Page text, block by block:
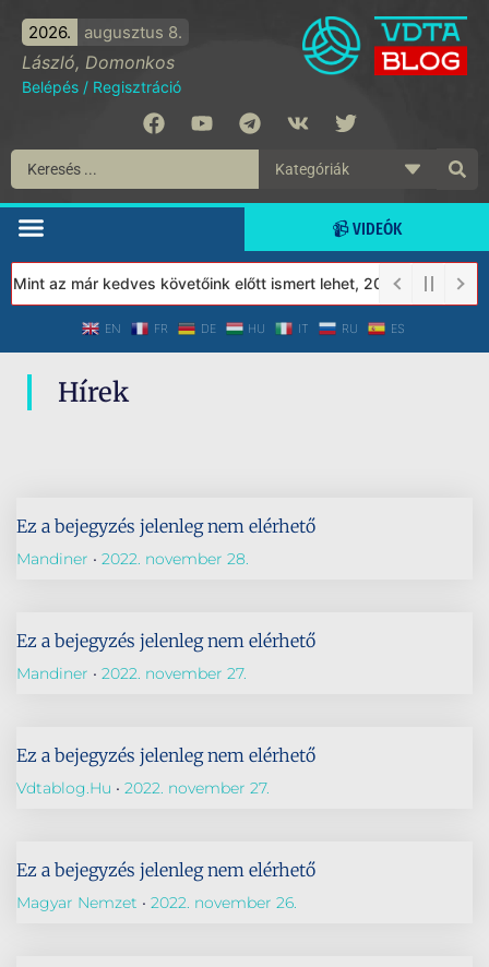
2026. augusztus 8.
László, Domonkos
Belépés / Regisztráció
📹 VIDEÓK
az már kedves követőink előtt ismert lehet, 2023-tól a
EN FR DE HU IT RU ES
Hírek
Ez a bejegyzés jelenleg nem elérhető
Mandiner 2022. november 28.
Ez a bejegyzés jelenleg nem elérhető
Mandiner 2022. november 27.
Ez a bejegyzés jelenleg nem elérhető
Vdtablog.hu 2022. november 27.
Ez a bejegyzés jelenleg nem elérhető
Magyar Nemzet 2022. november 26.